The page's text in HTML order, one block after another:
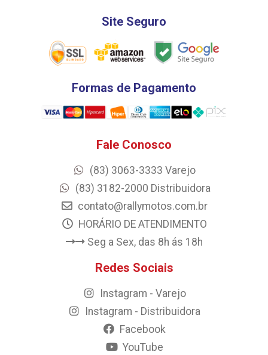
Site Seguro
Formas de Pagamento
Fale Conosco
(83) 3063-3333 Varejo
(83) 3182-2000 Distribuidora
contato@rallymotos.com.br
HORÁRIO DE ATENDIMENTO
Seg a Sex, das 8h ás 18h
Redes Sociais
Instagram - Varejo
Instagram - Distribuidora
Facebook
YouTube